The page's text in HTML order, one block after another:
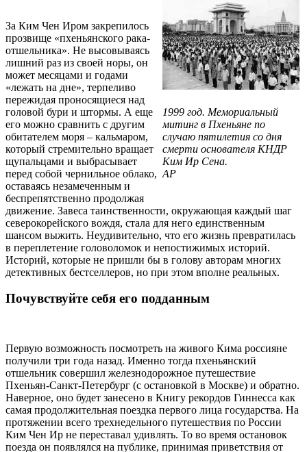
1999 год. Мемориальный
митинг в Пхеньяне по
случаю пятилетия со дня
смерти основателя КНДР
Ким Ир Сена.
AP
За Ким Чен Иром закрепилось
прозвище «пхеньянского рака-
отшельника». Не высовываясь
лишний раз из своей норы, он
может месяцами и годами
«лежать на дне», терпеливо
пережидая проносящиеся над
головой бури и штормы. А еще
его можно сравнить с другим
обитателем моря – кальмаром,
который стремительно вращает
щупальцами и выбрасывает
перед собой чернильное облако,
оставаясь незамеченным и
беспрепятственно продолжая
движение. Завеса таинственности, окружающая каждый шаг
северокорейского вождя, стала для него единственным
шансом выжить. Неудивительно, что его жизнь превратилась
в переплетение головоломок и непостижимых историй.
Историй, которые не пришли бы в голову авторам многих
детективных бестселлеров, но при этом вполне реальных.
Почувствуйте себя его подданным
Первую возможность посмотреть на живого Кима россияне
получили три года назад. Именно тогда пхеньянский
отшельник cовершил железнодорожное путешествие
Пхеньян-Санкт-Петербург (с остановкой в Москве) и обратно.
Наверное, оно будет занесено в Книгу рекордов Гиннесса как
самая продолжительная поездка первого лица государства. На
протяжении всего трехнедельного путешествия по России
Ким Чен Ир не переставал удивлять. То во время остановок
поезда он появлялся на публике, принимая приветствия от